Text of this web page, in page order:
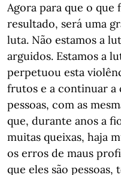
Agora para que o que
resultado, será uma
luta. Não estamos a
arguidos. Estamos a
perpetuou esta
frutos e a continuar a
pessoas, com as
que, durante anos a
muitas queixas, haja
os erros de maus
que eles são